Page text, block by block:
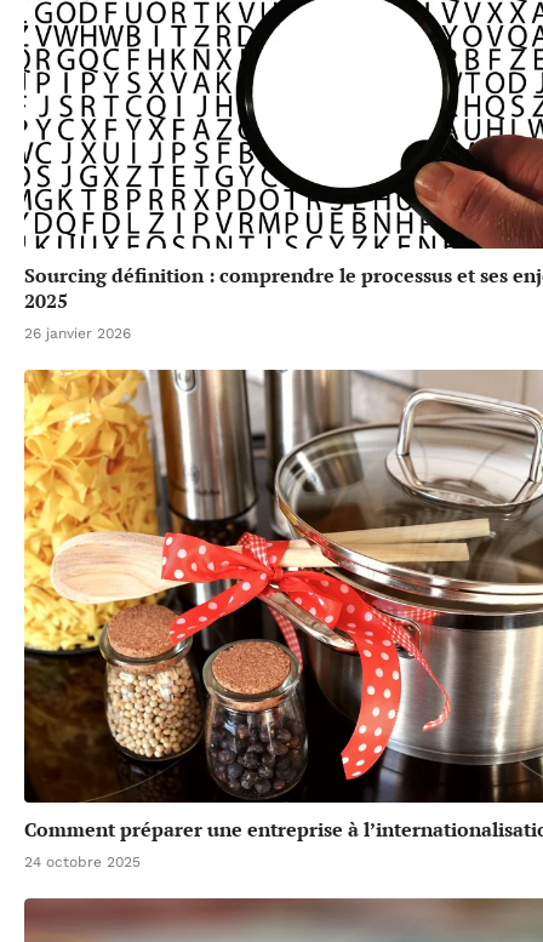
Sourcing définition : comprendre le processus et ses
2025
26 janvier 2026
Comment préparer une entreprise à
24 octobre 2025